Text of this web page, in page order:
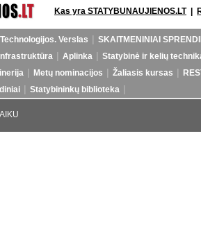
Kas yra STATYBUNAUJIENOS.LT|
Verslas
SKAITMENINIAI
Infrastruktūra Aplinka
Statybinė ir kelių
Metų nominacijos Žaliasis kursas
Statybininkų biblioteka